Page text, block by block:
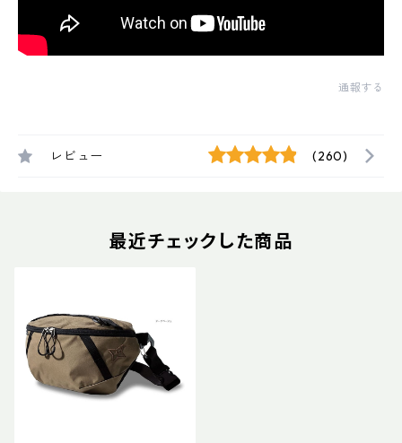
通報する
レビュー (260)
最近チェックした商品